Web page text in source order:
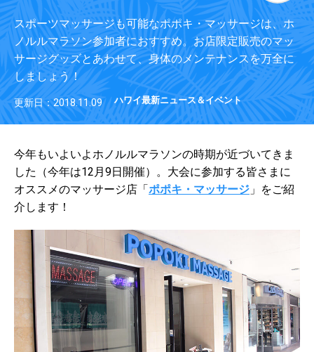
スポーツマッサージも可能なポポキ・マッサージは、ホ
ノルルマラソン参加者におすすめ。お店限定販売のマッ
サージグッズとあわせて、身体のメンテナンスを万全に
しましょう！
更新日：2018.11.09 ハワイ最新ニュース＆イベント
今年もいよいよホノルルマラソンの時期が近づいてきま
した（今年は12月9日開催）。大会に参加する皆さまに
オススメのマッサージ店「ポポキ・マッサージ 」をご紹
介します！